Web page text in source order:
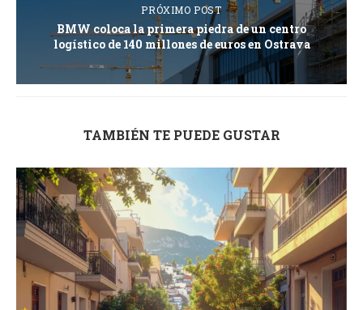
PRÓXIMO POST
BMW coloca la primera piedra de un centro
logístico de 140 millones de euros en Ostrava
TAMBIÉN TE PUEDE GUSTAR